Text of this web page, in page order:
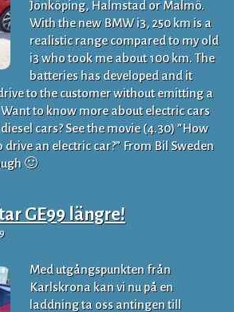
Jönköping, Halmstad or Malmö.
With the new BMW i3, 250 km is a
realistic range compared to my old
i3 who took me about 100 km. The
batteries has developed and it
to the customer without emitting a
to know more about electric cars
cars? See the movie (4.30) ”How
an electric car?” From Bil Sweden
🙂
GE99 längre!
Med utgångspunkten från
Karlskrona kan vi nu på en
laddning ta oss antingen till